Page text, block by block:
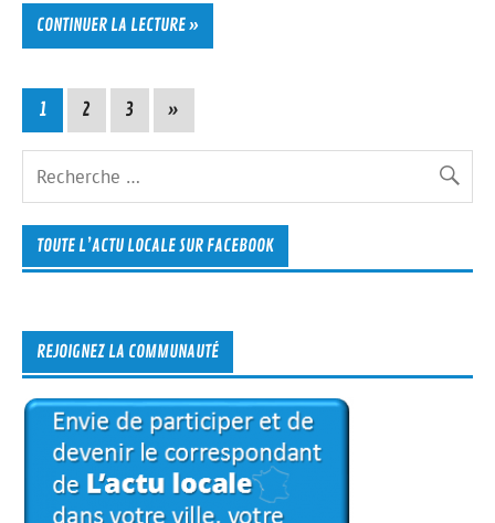
CONTINUER LA LECTURE »
1 2 3 »
TOUTE L’ACTU LOCALE SUR FACEBOOK
REJOIGNEZ LA COMMUNAUTÉ